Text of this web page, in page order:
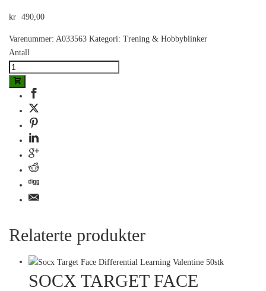
kr 490,00
Varenummer: A033563 Kategori: Trening & Hobbyblinker
Antall
Relaterte produkter
SOCX TARGET FACE